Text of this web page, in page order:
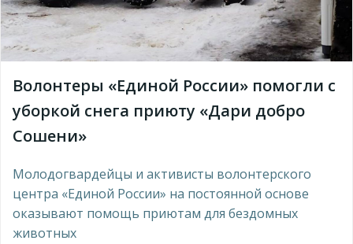
Волонтеры «Единой России» помогли с
уборкой снега приюту «Дари добро
Сошени»
Молодогвардейцы и активисты волонтерского
центра «Единой России» на постоянной основе
оказывают помощь приютам для бездомных
животных